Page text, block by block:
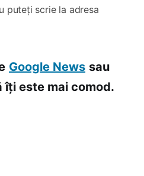
puteți scrie la adresa
Google News sau
îți este mai comod.